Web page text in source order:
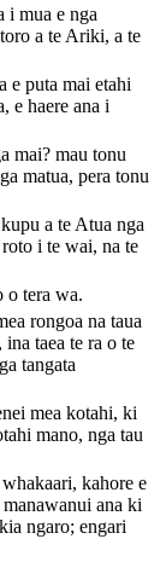
i mua e nga
a te Ariki, a te
e puta mai etahi
e haere ana i
mai? mau tonu
matua, pera tonu
a te Atua nga
i te wai, na te
o tera wa.
rongoa na taua
taea te ra o te
tangata
mea kotahi, ki
mano, nga tau
kahore e
ana ki
ngaro; engari